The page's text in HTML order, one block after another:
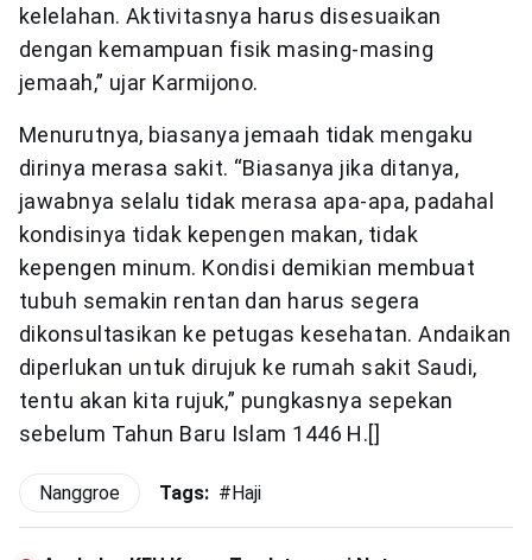
kelelahan. Aktivitasnya harus disesuaikan
dengan kemampuan fisik masing-masing
jemaah,” ujar Karmijono.
Menurutnya, biasanya jemaah tidak mengaku
dirinya merasa sakit. “Biasanya jika ditanya,
jawabnya selalu tidak merasa apa-apa, padahal
kondisinya tidak kepengen makan, tidak
kepengen minum. Kondisi demikian membuat
tubuh semakin rentan dan harus segera
dikonsultasikan ke petugas kesehatan. Andaikan
diperlukan untuk dirujuk ke rumah sakit Saudi,
tentu akan kita rujuk,” pungkasnya sepekan
sebelum Tahun Baru Islam 1446 H.[]
Nanggroe Tags: #Haji